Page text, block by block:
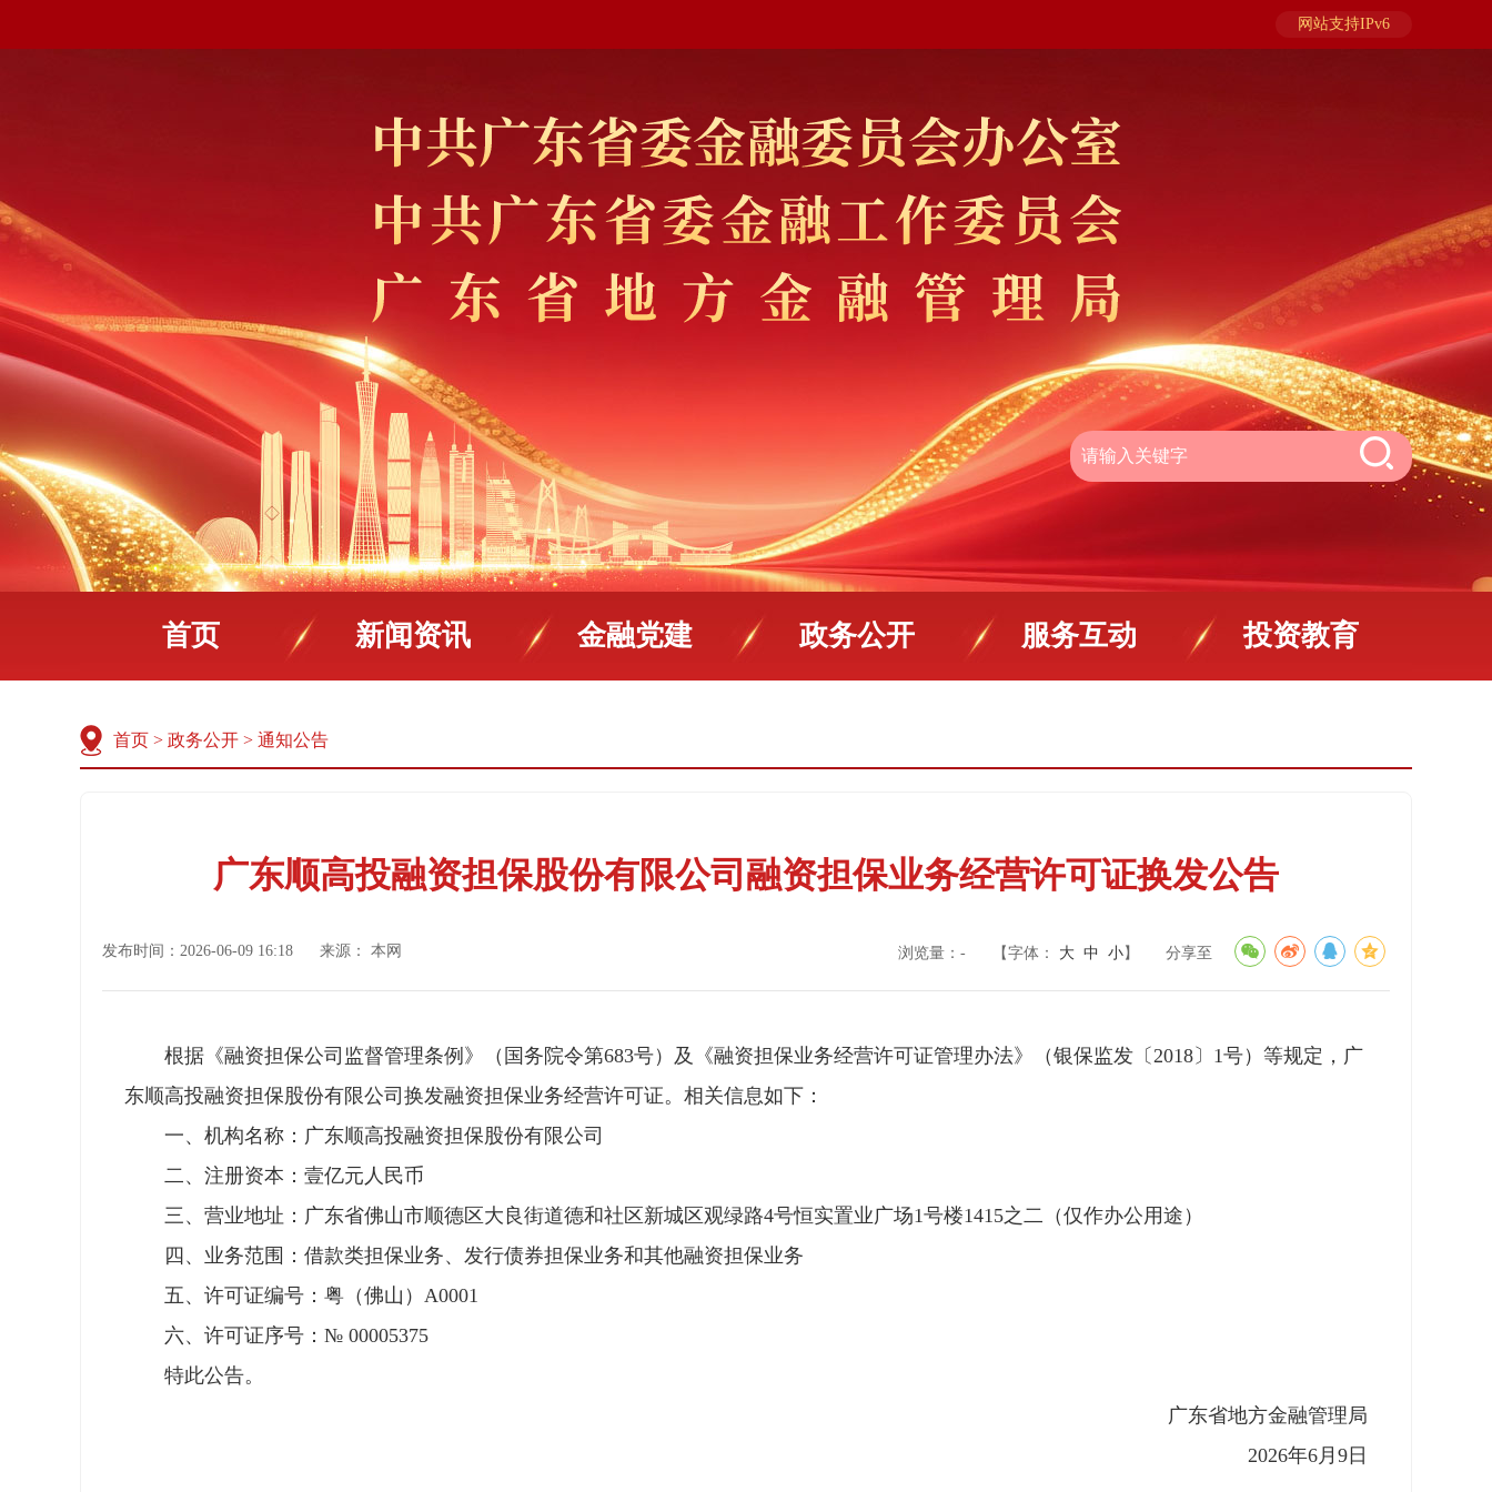
网站支持IPv6
首页 新闻资讯 金融党建 政务公开 服务互动 投资教育
首页 > 政务公开 > 通知公告
广东顺高投融资担保股份有限公司融资担保业务经营许可证换发公告
发布时间：2026-06-09 16:18 来源： 本网 浏览量： - 【字体： 大 中 小】 分享至
根据《融资担保公司监督管理条例》（国务院令第683号）及《融资担保业务经营许可证管理办法》（银保监发〔2018〕1号）等规定，广
东顺高投融资担保股份有限公司换发融资担保业务经营许可证。相关信息如下：
一、机构名称：广东顺高投融资担保股份有限公司
二、注册资本：壹亿元人民币
三、营业地址：广东省佛山市顺德区大良街道德和社区新城区观绿路4号恒实置业广场1号楼1415之二（仅作办公用途）
四、业务范围：借款类担保业务、发行债券担保业务和其他融资担保业务
五、许可证编号：粤（佛山）A0001
六、许可证序号：№ 00005375
特此公告。
广东省地方金融管理局
2026年6月9日